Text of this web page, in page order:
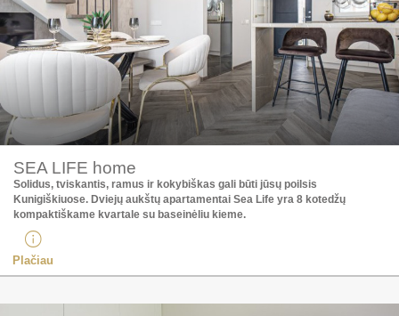
SEA LIFE home
Solidus, tviskantis, ramus ir kokybiškas gali būti jūsų poilsis
Kunigiškiuose. Dviejų aukštų apartamentai Sea Life yra 8 kotedžų
kompaktiškame kvartale su baseinėliu kieme.
Plačiau